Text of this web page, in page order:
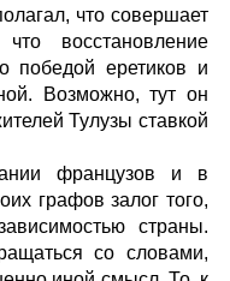
что совершает
восстановление
победой еретиков и
Возможно, тут он
Тулузы ставкой
французов и в
графов залог того,
страны.
со словами,